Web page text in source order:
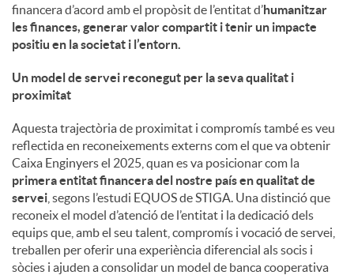
financera d’acord amb el propòsit de l’entitat d’humanitzar
les finances, generar valor compartit i tenir un impacte
positiu en la societat i l’entorn.
Un model de servei reconegut per la seva qualitat i
proximitat
Aquesta trajectòria de proximitat i compromís també es veu
reflectida en reconeixements externs com el que va obtenir
Caixa Enginyers el 2025, quan es va posicionar com la
primera entitat financera del nostre país en qualitat de
servei , segons l’estudi EQUOS de STIGA. Una distinció que
reconeix el model d’atenció de l’entitat i la dedicació dels
equips que, amb el seu talent, compromís i vocació de servei,
treballen per oferir una experiència diferencial als socis i
sòcies i ajuden a consolidar un model de banca cooperativa